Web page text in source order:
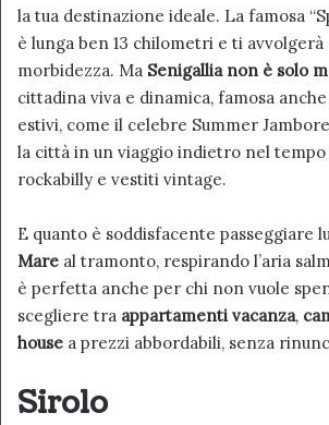
la tua destinazione ideale. La famosa
è lunga ben 13 chilometri e ti avvolgerà
morbidezza. Ma Senigallia non è solo
cittadina viva e dinamica, famosa
estivi, come il celebre Summer
la città in un viaggio indietro nel tempo
rockabilly e vestiti vintage.
E quanto è soddisfacente passeggiare
Mare al tramonto, respirando l’aria
è perfetta anche per chi non vuole
scegliere tra appartamenti vacanza,
house a prezzi abbordabili, senza
Sirolo